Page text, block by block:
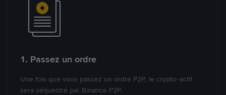
1. Passez un ordre
Une fois que vous passez un ordre P2P, le crypto-actif
sera séquestré par Binance P2P.